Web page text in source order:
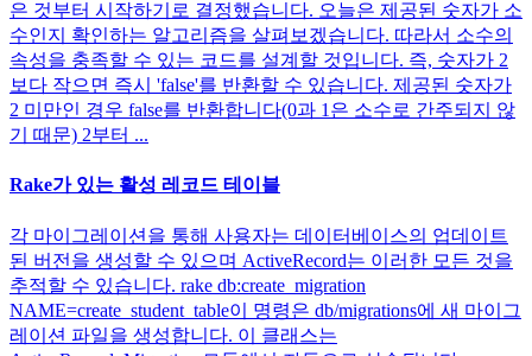
은 것부터 시작하기로 결정했습니다. 오늘은 제공된 숫자가 소
수인지 확인하는 알고리즘을 살펴보겠습니다. 따라서 소수의
속성을 충족할 수 있는 코드를 설계할 것입니다. 즉, 숫자가 2
보다 작으면 즉시 'false'를 반환할 수 있습니다. 제공된 숫자가
2 미만인 경우 false를 반환합니다(0과 1은 소수로 간주되지 않
기 때문) 2부터 ...
Rake가 있는 활성 레코드 테이블
각 마이그레이션을 통해 사용자는 데이터베이스의 업데이트
된 버전을 생성할 수 있으며 ActiveRecord는 이러한 모든 것을
추적할 수 있습니다. rake db:create_migration
NAME=create_student_table이 명령은 db/migrations에 새 마이그
레이션 파일을 생성합니다. 이 클래스는